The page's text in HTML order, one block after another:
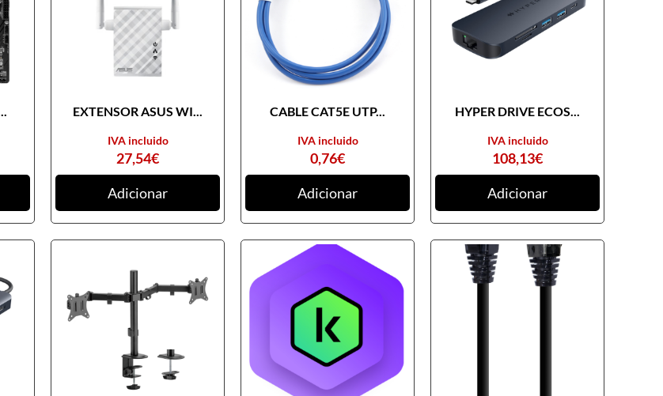
EXTENSOR ASUS WI...
27,54€
IVA incluido
Adicionar
CABLE CAT5E UTP...
0,76€
IVA incluido
Adicionar
HYPER DRIVE ECOS...
108,13€
IVA incluido
Adicionar